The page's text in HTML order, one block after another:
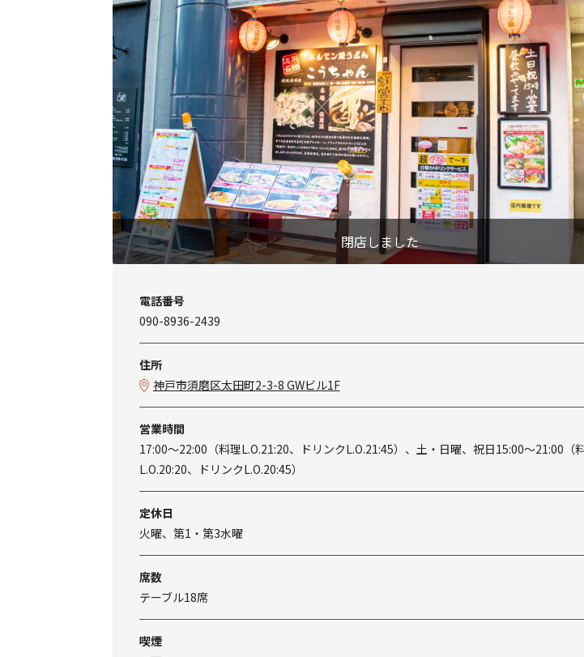
閉店しました
電話番号
090-8936-2439
住所
神戸市須磨区太田町2-3-8 GWビル1F
営業時間
17:00～22:00（料理L.O.21:20、ドリンクL.O.21:45）、土・日曜、祝日15:00～21:00（
L.O.20:20、ドリンクL.O.20:45）
定休日
火曜、第1・第3水曜
席数
テーブル18席
喫煙